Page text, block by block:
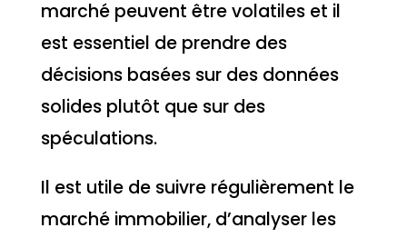
marché peuvent être volatiles et il
est essentiel de prendre des
décisions basées sur des données
solides plutôt que sur des
spéculations.
Il est utile de suivre régulièrement le
marché immobilier, d’analyser les